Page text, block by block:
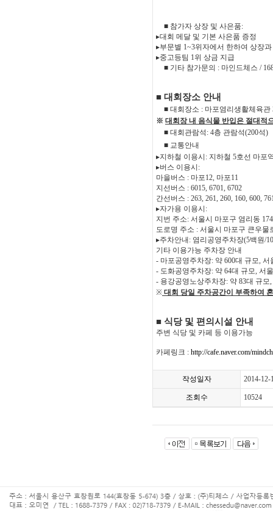
■ 참가자 상장 및 사은품:
▸대회 메달 및 기본 사은품 증정
▸부문별 1~3위자에서 한하여 상장
▸중고등팀 1위 상금 지급
■ 기타 참가문의 : 마인드체스/
■ 대회장소 안내
■대회장소 : 마포염리생활체육관
※ 대회장 내 음식물 반입은 절대적
■대회관람석 : 4층 관람석(200석)
■ 교통안내
▸지하철 이용시 : 지하철 5호선 마포
▸버스 이용시 :
마을버스 : 마포12, 마포11
지선버스 : 6015, 6701, 6702
간선버스 : 263, 261, 260, 160, 600,
▸자가용 이용시 :
지번 주소: 서울시 마포구 염리동
도로명 주소 : 서울시 마포구 큰우물
▸주차안내 : 염리공영주차장(5백원/10
기타 이용가능 주차장 안내
- 마포공영주차장: 약 600대 규모, 서
- 도화공영주차장: 약 64대 규모, 서
- 용강공영노상주차장: 약 83대 규모,
※ 대회 당일 주차공간이 부족하여
■ 식당 및 편의시설 안내
주변 식당 및 카페 등 이용가능
카페링크 : http://cafe.naver.com/
작성일자 2014-12-
조회수 10524